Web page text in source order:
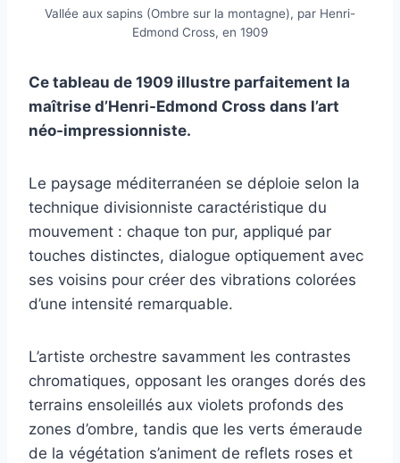
Vallée aux sapins (Ombre sur la montagne), par Henri-
Edmond Cross, en 1909
Ce tableau de 1909 illustre parfaitement la
maîtrise d’Henri-Edmond Cross dans l’art
néo-impressionniste.
Le paysage méditerranéen se déploie selon la
technique divisionniste caractéristique du
mouvement : chaque ton pur, appliqué par
touches distinctes, dialogue optiquement avec
ses voisins pour créer des vibrations colorées
d’une intensité remarquable.
L’artiste orchestre savamment les contrastes
chromatiques, opposant les oranges dorés des
terrains ensoleillés aux violets profonds des
zones d’ombre, tandis que les verts émeraude
de la végétation s’animent de reflets roses et